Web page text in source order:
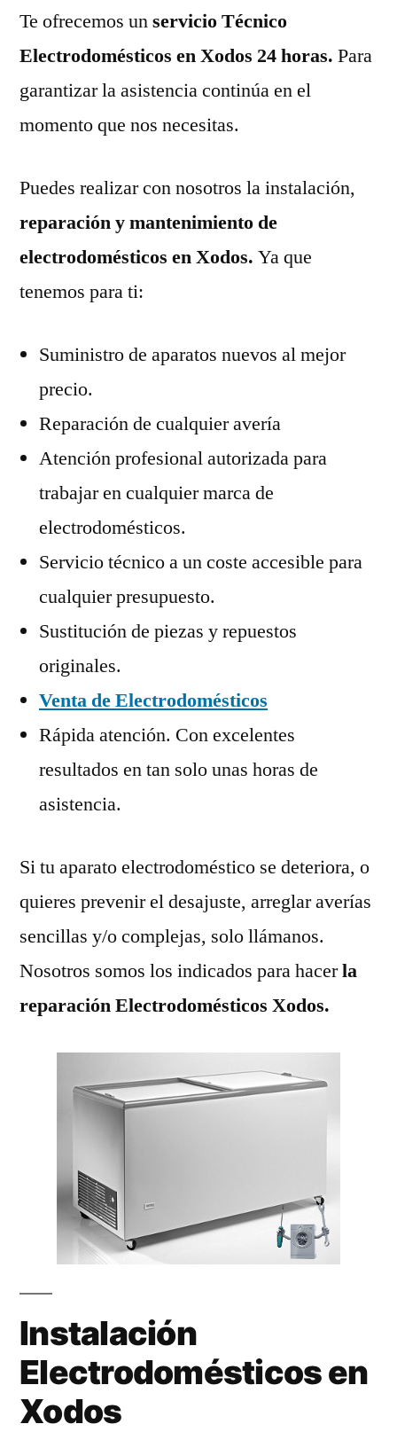
Te ofrecemos unservicio Técnico
Electrodomésticos en Xodos 24 horas. Para
garantizar la asistencia continúa en el
momento que nos necesitas.
Puedes realizar con nosotros la instalación,
reparación y mantenimiento de
electrodomésticos en Xodos. Ya que
tenemos para ti:
Suministro de aparatos nuevos al mejor
precio.
Reparación de cualquier avería
Atención profesional autorizada para
trabajar en cualquier marca de
electrodomésticos.
Servicio técnico a un coste accesible para
cualquier presupuesto.
Sustitución de piezas y repuestos
originales.
Venta de Electrodomésticos
Rápida atención. Con excelentes
resultados en tan solo unas horas de
asistencia.
Si tu aparato electrodoméstico se deteriora, o
quieres prevenir el desajuste, arreglar averías
sencillas y/o complejas, solo llámanos.
Nosotros somos los indicados para hacerla
reparación Electrodomésticos Xodos.
Instalación
Electrodomésticos en
Xodos